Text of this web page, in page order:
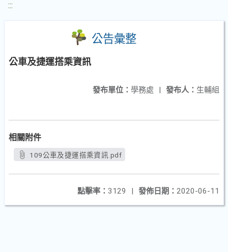
:::
公告彙整
公車及捷運搭乘資訊
發布人： 生輔組
發布單位： 學務處 |
相關附件
109公車及捷運搭乘資訊.pdf
發佈日期： 2020-06-11
點擊率： 3129 |